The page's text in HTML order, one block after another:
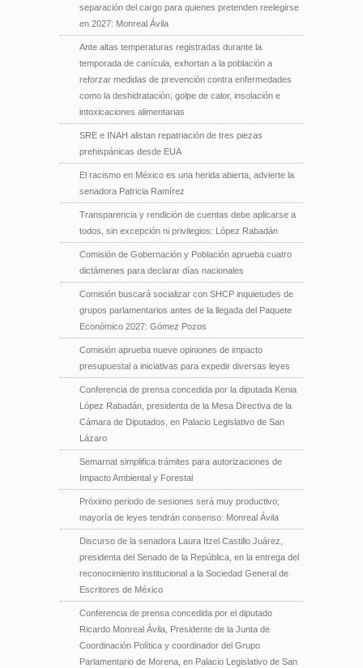
separación del cargo para quienes pretenden reelegirse
en 2027: Monreal Ávila
Ante altas temperaturas registradas durante la
temporada de canícula, exhortan a la población a
reforzar medidas de prevención contra enfermedades
como la deshidratación, golpe de calor, insolación e
intoxicaciones alimentarias
SRE e INAH alistan repatriación de tres piezas
prehispánicas desde EUA
El racismo en México es una herida abierta, advierte la
senadora Patricia Ramírez
Transparencia y rendición de cuentas debe aplicarse a
todos, sin excepción ni privilegios: López Rabadán
Comisión de Gobernación y Población aprueba cuatro
dictámenes para declarar días nacionales
Comisión buscará socializar con SHCP inquietudes de
grupos parlamentarios antes de la llegada del Paquete
Económico 2027: Gómez Pozos
Comisión aprueba nueve opiniones de impacto
presupuestal a iniciativas para expedir diversas leyes
Conferencia de prensa concedida por la diputada Kenia
López Rabadán, presidenta de la Mesa Directiva de la
Cámara de Diputados, en Palacio Legislativo de San
Lázaro
Semarnat simplifica trámites para autorizaciones de
Impacto Ambiental y Forestal
Próximo periodo de sesiones será muy productivo;
mayoría de leyes tendrán consenso: Monreal Ávila
Discurso de la senadora Laura Itzel Castillo Juárez,
presidenta del Senado de la República, en la entrega del
reconocimiento institucional a la Sociedad General de
Escritores de México
Conferencia de prensa concedida por el diputado
Ricardo Monreal Ávila, Presidente de la Junta de
Coordinación Política y coordinador del Grupo
Parlamentario de Morena, en Palacio Legislativo de San